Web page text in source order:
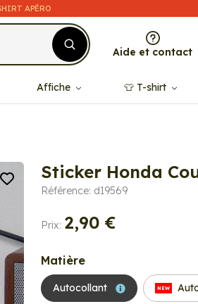
APÉRO
Aide et contact
Affiche 👕​​ T-shirt
Sticker Honda
Référence: d19569
Prix: 2,90 €
Matière
Autocollant NEW